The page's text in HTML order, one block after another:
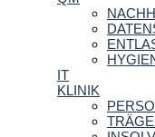
IT
KLINIK